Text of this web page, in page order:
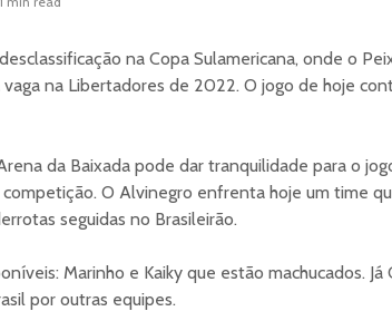
na Copa Sulamericana, onde o
na Libertadores de 2022. O jogo de hoje
da Baixada pode dar tranquilidade para o
competição. O Alvinegro enfrenta hoje um time
seguidas no Brasileirão.
Marinho e Kaiky que estão machucados.
por outras equipes.